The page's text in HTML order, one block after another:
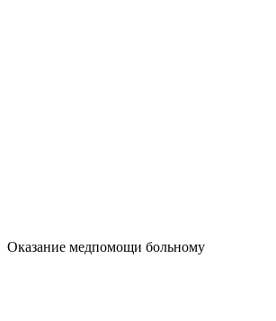
Оказание медпомощи больному